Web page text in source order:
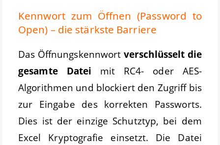
Kennwort zum Öffnen (Password to
Open) – die stärkste Barriere
Das Öffnungskennwort verschlüsselt die
gesamte Datei mit RC4- oder AES-
Algorithmen und blockiert den Zugriff bis
zur Eingabe des korrekten Passworts.
Dies ist der einzige Schutztyp, bei dem
Excel Kryptografie einsetzt. Die Datei